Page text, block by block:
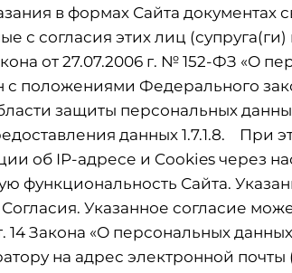
в формах Сайта документах
с согласия этих лиц
от 27.07.2006 г. № 152-ФЗ «О
положениями Федерального
защиты персональных
данных 1.7.1.8. При
об IP-адресе и Cookies через
функциональность Сайта.
Указанное согласие
Закона «О персональных
на адрес электронной почты